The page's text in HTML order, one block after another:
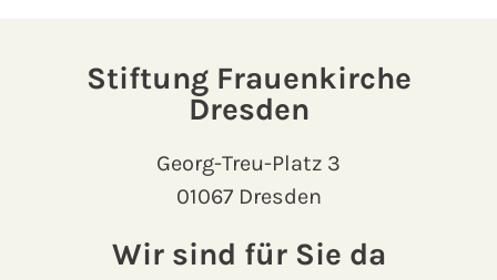
Stiftung Frauenkirche
Dresden
Georg-Treu-Platz 3
01067 Dresden
Wir sind für Sie da